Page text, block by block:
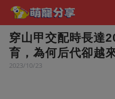
穿山甲交配時長達
育，為何后代卻越
2023/10/23